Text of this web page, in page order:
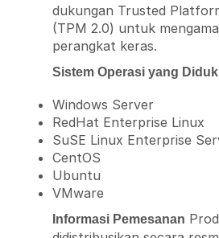
dukungan Trusted
(TPM 2.0) untuk
perangkat keras.
Sistem Operasi yang
Windows Server
RedHat Enterprise Linux
SuSE Linux Enterprise
CentOS
Ubuntu
VMware
Informasi Pemesanan